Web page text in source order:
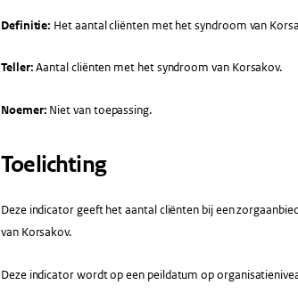
Definitie: Het aantal cliënten met het syndroom van
Teller:Aantal cliënten met het syndroom van Korsakov.
Noemer: Niet van toepassing.
Toelichting
Deze indicator geeft het aantal cliënten bij een
van Korsakov.
Deze indicator wordt op een peildatum op